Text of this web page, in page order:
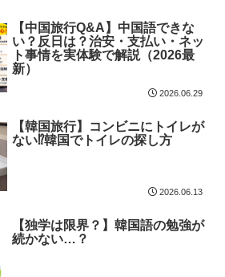
【中国旅行Q&A】中国語できな
い？反日は？治安・支払い・ネッ
ト事情を実体験で解説（2026最
新）
2026.06.29
【韓国旅行】コンビニにトイレが
ない⁉︎韓国でトイレの探し方
2026.06.13
【独学は限界？】韓国語の勉強が
続かない…？